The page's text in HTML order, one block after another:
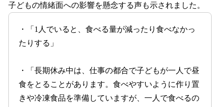
子どもの情緒面への影響を懸念する声も示されました。
・「1人でいると、食べる量が減ったり食べなかっ
たりする」
・「長期休み中は、仕事の都合で子どもが一人で昼
食をとることがあります。食べやすいように作り置
きや冷凍食品を準備していますが、一人で食べるの